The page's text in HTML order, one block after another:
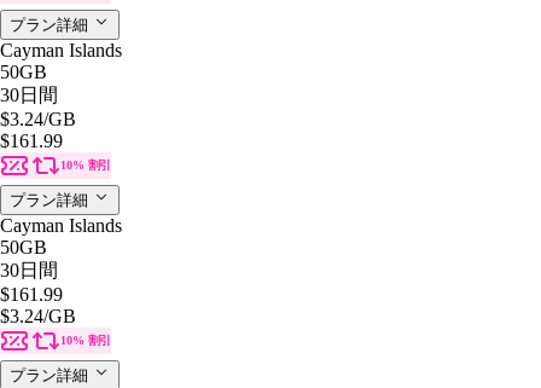
プラン詳細
Cayman Islands
50GB
30日間
$3.24/GB
$161.99
10% 割引
プラン詳細
Cayman Islands
50GB
30日間
$161.99
$3.24/GB
10% 割引
プラン詳細